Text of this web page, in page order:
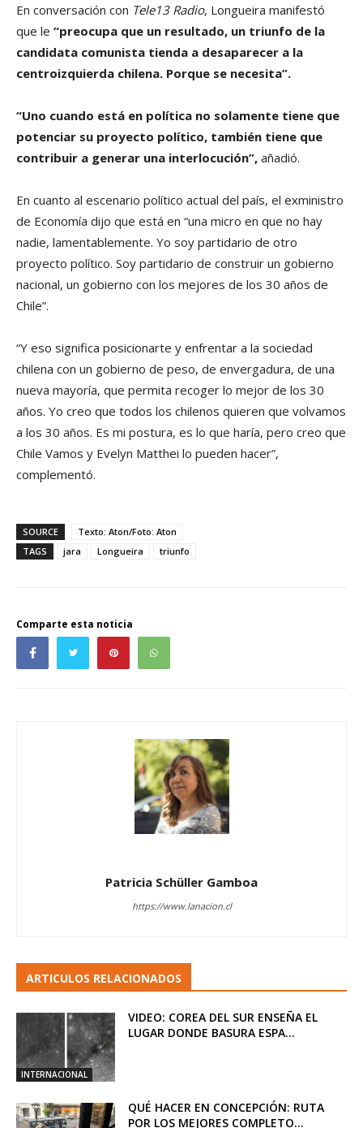
En conversación con Tele13 Radio, Longueira manifestó
que le “preocupa que un resultado, un triunfo de la
candidata comunista tienda a desaparecer a la
centroizquierda chilena. Porque se necesita”.
“Uno cuando está en política no solamente tiene que
potenciar su proyecto político, también tiene que
contribuir a generar una interlocución”, añadió.
En cuanto al escenario político actual del país, el exministro
de Economía dijo que está en “una micro en que no hay
nadie, lamentablemente. Yo soy partidario de otro
proyecto político. Soy partidario de construir un gobierno
nacional, un gobierno con los mejores de los 30 años de
Chile”.
“Y eso significa posicionarte y enfrentar a la sociedad
chilena con un gobierno de peso, de envergadura, de una
nueva mayoría, que permita recoger lo mejor de los 30
años. Yo creo que todos los chilenos quieren que volvamos
a los 30 años. Es mi postura, es lo que haría, pero creo que
Chile Vamos y Evelyn Matthei lo pueden hacer”,
complementó.
SOURCE
Texto: Aton/Foto: Aton
TAGS
jara Longueira triunfo
Comparte esta noticia
Patricia Schüller Gamboa
https://www.lanacion.cl
ARTICULOS RELACIONADOS
INTERNACIONAL
VIDEO: COREA DEL SUR ENSEÑA EL
LUGAR DONDE BASURA ESPA...
QUÉ HACER EN CONCEPCIÓN: RUTA
POR LOS MEJORES COMPLETO...